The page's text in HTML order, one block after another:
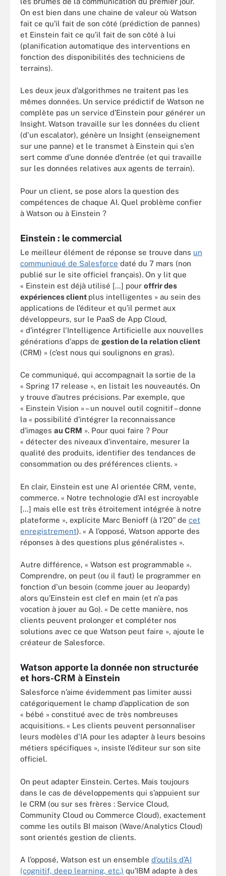
On est bien dans une chaine de valeur où Watson
fait ce qu’il fait de son côté (prédiction de pannes)
et Einstein fait ce qu’il fait de son côté à lui
(planification automatique des interventions en
fonction des disponibilités des techniciens de
terrains).
Les deux jeux d’algorithmes ne traitent pas les
mêmes données. Un service prédictif de Watson ne
complète pas un service d’Einstein pour générer un
Insight. Watson travaille sur les données du client
(d'un escalator), génère un Insight (enseignement
sur une panne) et le transmet à Einstein qui s’en
sert comme d’une donnée d’entrée (et qui travaille
sur les données relatives aux agents de terrain).
Pour un client, se pose alors la question des
compétences de chaque AI. Quel problème confier
à Watson ou à Einstein ?
Einstein : le commercial
Le meilleur élément de réponse se trouve dans un
communiqué de Salesforce daté du 7 mars (non
publié sur le site officiel français). On y lit que
« Einstein est déjà utilisé […] pour offrir des
expériences client plus intelligentes » au sein des
applications de l’éditeur et qu’il permet aux
développeurs, sur le PaaS de App Cloud,
« d’intégrer l'Intelligence Artificielle aux nouvelles
générations d'apps de gestion de la relation client
(CRM) » (c’est nous qui soulignons en gras).
Ce communiqué, qui accompagnait la sortie de la
« Spring 17 release », en listait les nouveautés. On
y trouve d’autres précisions. Par exemple, que
« Einstein Vision » – un nouvel outil cognitif – donne
la « possibilité d'intégrer la reconnaissance
d'images au CRM ». Pour quoi faire ? Pour
« détecter des niveaux d'inventaire, mesurer la
qualité des produits, identifier des tendances de
consommation ou des préférences clients. »
En clair, Einstein est une AI orientée CRM, vente,
commerce. « Notre technologie d’AI est incroyable
[…] mais elle est très étroitement intégrée à notre
plateforme », explicite Marc Benioff (à 1’20’’ de cet
enregistrement). « A l’opposé, Watson apporte des
réponses à des questions plus généralistes ».
Autre différence, « Watson est programmable ».
Comprendre, on peut (ou il faut) le programmer en
fonction d'un besoin (comme jouer au Jeopardy)
alors qu’Einstein est clef en main (et n'a pas
vocation à jouer au Go). « De cette manière, nos
clients peuvent prolonger et compléter nos
solutions avec ce que Watson peut faire », ajoute le
créateur de Salesforce.
Watson apporte la donnée non structurée
et hors-CRM à Einstein
Salesforce n’aime évidemment pas limiter aussi
catégoriquement le champ d’application de son
« bébé » constitué avec de très nombreuses
acquisitions. « Les clients peuvent personnaliser
leurs modèles d'IA pour les adapter à leurs besoins
métiers spécifiques », insiste l’éditeur sur son site
officiel.
On peut adapter Einstein. Certes. Mais toujours
dans le cas de développements qui s’appuient sur
le CRM (ou sur ses frères : Service Cloud,
Community Cloud ou Commerce Cloud), exactement
comme les outils BI maison (Wave/Analytics Cloud)
sont orientés gestion de clients.
A l’opposé, Watson est un ensemble d’outils d’AI
(cognitif, deep learning, etc.) qu’IBM adapte à des